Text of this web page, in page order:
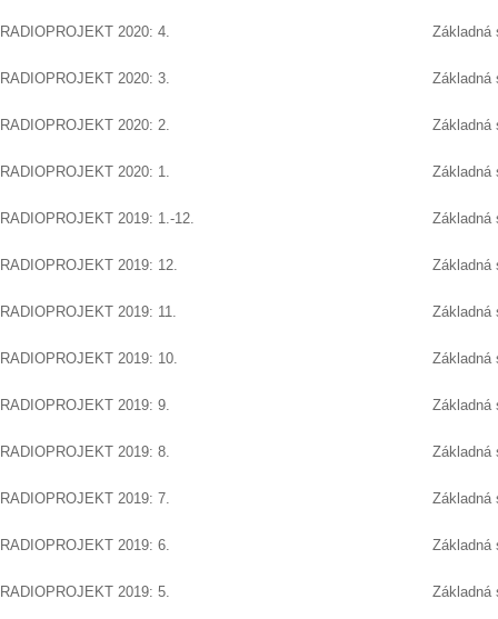
RADIOPROJEKT 2020: 4. Základná
RADIOPROJEKT 2020: 3. Základná
RADIOPROJEKT 2020: 2. Základná
RADIOPROJEKT 2020: 1. Základná
RADIOPROJEKT 2019: 1.-12. Základná
RADIOPROJEKT 2019: 12. Základná
RADIOPROJEKT 2019: 11. Základná
RADIOPROJEKT 2019: 10. Základná
RADIOPROJEKT 2019: 9. Základná
RADIOPROJEKT 2019: 8. Základná
RADIOPROJEKT 2019: 7. Základná
RADIOPROJEKT 2019: 6. Základná
RADIOPROJEKT 2019: 5. Základná